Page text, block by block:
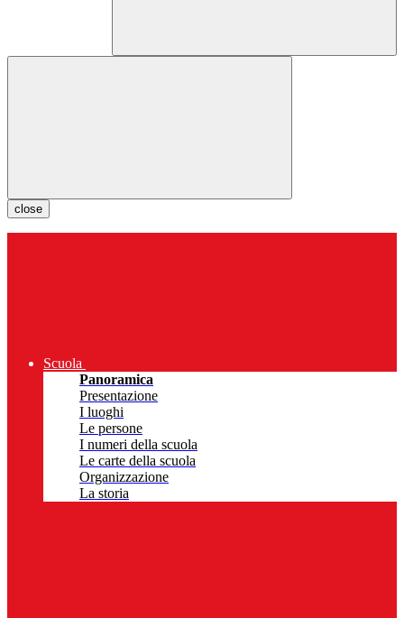
close
Scuola
Panoramica
Presentazione
I luoghi
Le persone
I numeri della scuola
Le carte della scuola
Organizzazione
La storia